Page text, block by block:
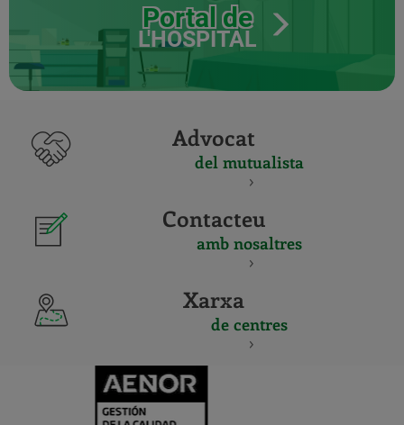
Portal de
L'HOSPITAL
Advocat
del mutualista
Contacteu
amb nosaltres
Xarxa
de centres